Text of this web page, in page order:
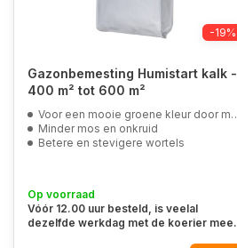
-19%
Gazonbemesting Humistart kalk -
400 m² tot 600 m²
Voor een mooie groene kleur door magnesium
Minder mos en onkruid
Betere en stevigere wortels
Op voorraad
Vóór 12.00 uur besteld, is veelal
dezelfde werkdag met de koerier mee.